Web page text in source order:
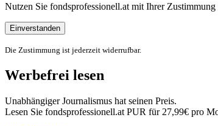
Nutzen Sie fondsprofessionell.at mit Ihrer
Einverstanden
Die Zustimmung ist jederzeit widerrufbar.
Werbefrei lesen
Unabhängiger Journalismus hat seinen Preis.
Lesen Sie fondsprofessionell.at PUR für 27,99€ pro